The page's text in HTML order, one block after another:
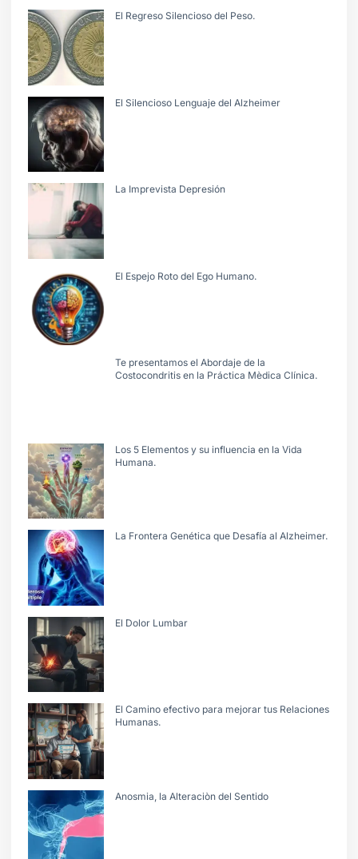
El Regreso Silencioso del Peso.
El Silencioso Lenguaje del Alzheimer
La Imprevista Depresión
El Espejo Roto del Ego Humano.
Te presentamos el Abordaje de la
Costocondritis en la Práctica Mèdica Clínica.
Los 5 Elementos y su influencia en la Vida
Humana.
La Frontera Genética que Desafía al Alzheimer.
El Dolor Lumbar
El Camino efectivo para mejorar tus Relaciones
Humanas.
Anosmia, la Alteraciòn del Sentido